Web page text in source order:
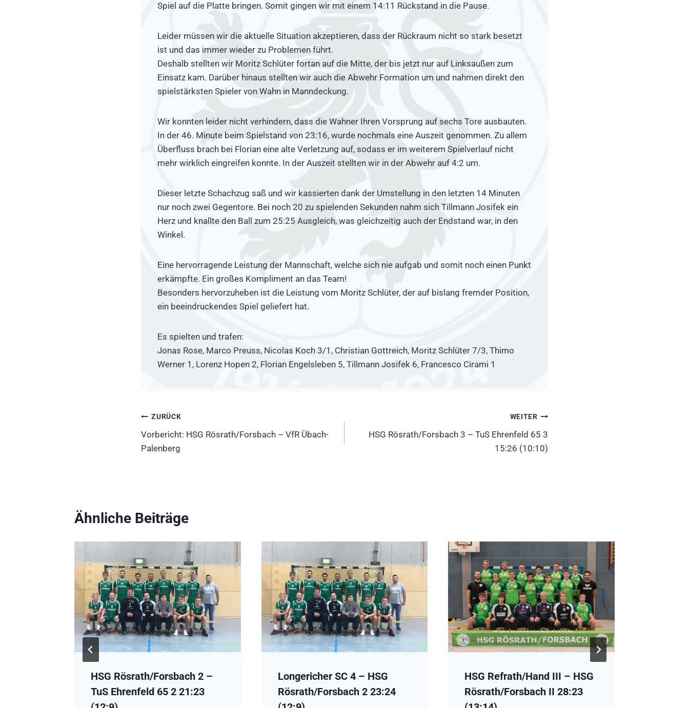
Spiel auf die Platte bringen. Somit gingen wir mit einem 14:11 Rückstand in die Pause.
Leider müssen wir die aktuelle Situation akzeptieren, dass der Rückraum nicht so stark besetzt
ist und das immer wieder zu Problemen führt.
Deshalb stellten wir Moritz Schlüter fortan auf die Mitte, der bis jetzt nur auf Linksaußen zum
Einsatz kam. Darüber hinaus stellten wir auch die Abwehr Formation um und nahmen direkt den
spielstärksten Spieler von Wahn in Manndeckung.
Wir konnten leider nicht verhindern, dass die Wahner Ihren Vorsprung auf sechs Tore ausbauten.
In der 46. Minute beim Spielstand von 23:16, wurde nochmals eine Auszeit genommen. Zu allem
Überfluss brach bei Florian eine alte Verletzung auf, sodass er im weiterem Spielverlauf nicht
mehr wirklich eingreifen konnte. In der Auszeit stellten wir in der Abwehr auf 4:2 um.
Dieser letzte Schachzug saß und wir kassierten dank der Umstellung in den letzten 14 Minuten
nur noch zwei Gegentore. Bei noch 20 zu spielenden Sekunden nahm sich Tillmann Josifek ein
Herz und knallte den Ball zum 25:25 Ausgleich, was gleichzeitig auch der Endstand war, in den
Winkel.
Eine hervorragende Leistung der Mannschaft, welche sich nie aufgab und somit noch einen Punkt
erkämpfte. Ein großes Kompliment an das Team!
Besonders hervorzuheben ist die Leistung vom Moritz Schlüter, der auf bislang fremder Position,
ein beeindruckendes Spiel geliefert hat.
Es spielten und trafen:
Jonas Rose, Marco Preuss, Nicolas Koch 3/1, Christian Gottreich, Moritz Schlüter 7/3, Thimo
Werner 1, Lorenz Hopen 2, Florian Engelsleben 5, Tillmann Josifek 6, Francesco Cirami 1
Beitragsnavigation
ZURÜCK
Vorbericht: HSG Rösrath/Forsbach – VfR Übach-
Palenberg
WEITER
HSG Rösrath/Forsbach 3 – TuS Ehrenfeld 65 3
15:26 (10:10)
Ähnliche Beiträge
HSG Rösrath/Forsbach 2 –
TuS Ehrenfeld 65 2 21:23
Longericher SC 4 – HSG
Rösrath/Forsbach 2 23:24
HSG Refrath/Hand III – HSG
Rösrath/Forsbach II 28:23